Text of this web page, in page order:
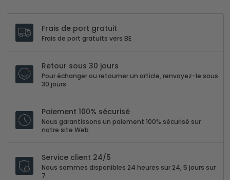
Frais de port gratuit
Frais de port gratuits vers BE
Retour sous 30 jours
Pour échanger ou retourner un article, renvoyez-le sous
30 jours
Paiement 100% sécurisé
Nous garantissons un paiement 100% sécurisé sur
notre site Web
Service client 24/5
Nous sommes disponibles 24 heures sur 24, 5 jours sur
7